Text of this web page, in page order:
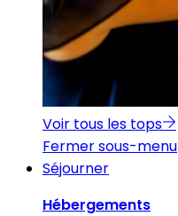
Voir tous les tops
Fermer sous-menu
Séjourner
Hébergements